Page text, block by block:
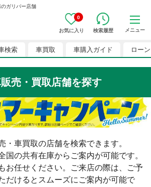
のガリバー店舗
0
お気に入り 検索履歴 メニュー
検索 車買取 車購入ガイド ローン
売・買取店舗を探す
・車買取の店舗を検索できます。
国の共有在庫からご案内が可能です。
お任せください。ご来店の際は、ご予
だけるとスムーズにご案内が可能で